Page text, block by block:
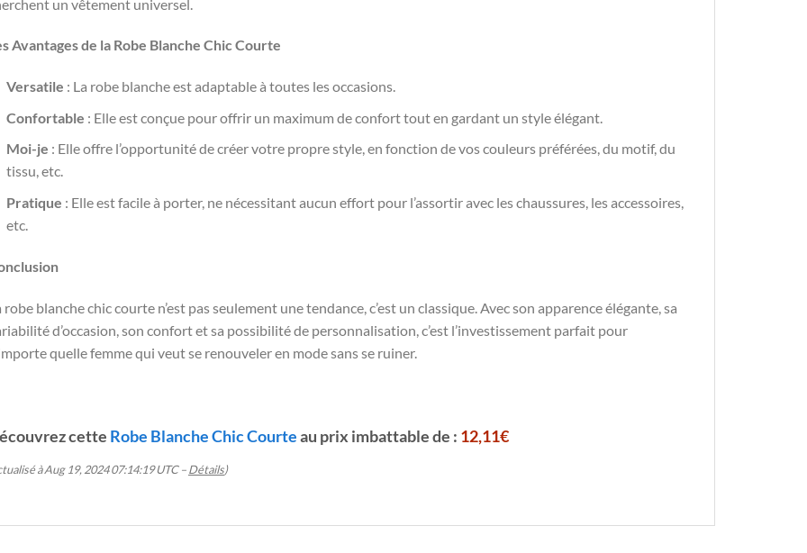
un vêtement universel.
Avantages de la Robe Blanche Chic Courte
Versatile : La robe blanche est adaptable à toutes les occasions.
Confortable : Elle est conçue pour offrir un maximum de confort tout en gardant un style élégant.
Moi-je : Elle offre l’opportunité de créer votre propre style, en fonction de vos couleurs préférées, du motif, du
tissu, etc.
Pratique : Elle est facile à porter, ne nécessitant aucun effort pour l’assortir avec les chaussures, les accessoires,
etc.
robe blanche chic courte n’est pas seulement une tendance, c’est un classique. Avec son apparence élégante, sa
d’occasion, son confort et sa possibilité de personnalisation, c’est l’investissement parfait pour
quelle femme qui veut se renouveler en mode sans se ruiner.
cette Robe Blanche Chic Courteau prix imbattable de : 12,11€
à Aug 19, 2024 07:14:19 UTC –Détails)